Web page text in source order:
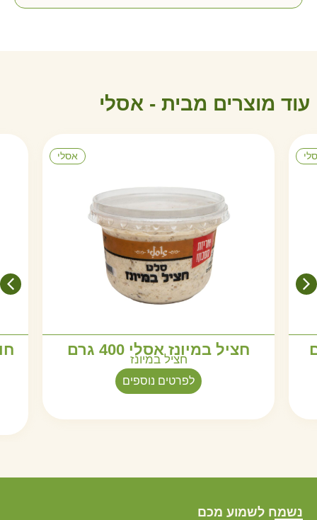
עוד מוצרים מבית - אסלי
אסלי
חציל במיונז אסלי 400 גרם
חציל במיונז
לפרטים נוספים
נשמח לשמוע מכם